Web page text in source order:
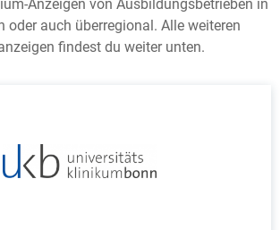
Anzeigen von Ausbildungsbetrieben in
oder auch überregional. Alle weiteren
findest du weiter unten.